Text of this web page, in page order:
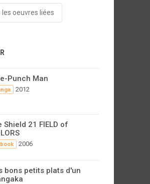
les oeuvres liées
Punch Man
2012
Shield 21 FIELD of
2006
bons petits plats d'un